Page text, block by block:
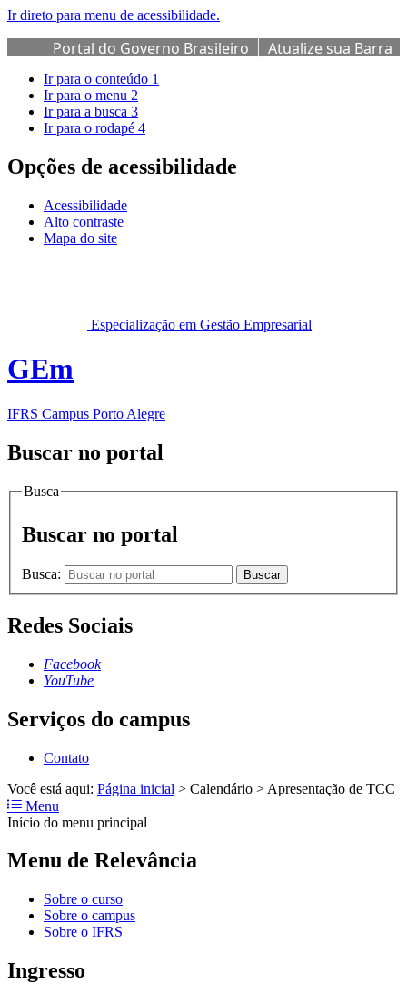
Ir direto para menu de acessibilidade.
Portal do Governo Brasileiro
Atualize sua Barra
de Governo
Ir para o conteúdo 1
Ir para o menu 2
Ir para a busca 3
Ir para o rodapé 4
Opções de acessibilidade
Acessibilidade
Alto contraste
Mapa do site
Especialização em Gestão Empresarial
GEm
IFRS Campus Porto Alegre
Buscar no portal
Busca
Buscar no portal
Busca: Buscar
Redes Sociais
Facebook
YouTube
Serviços do campus
Contato
Você está aqui: Página inicial > Calendário > Apresentação de TCC
Menu
Início do menu principal
Menu de Relevância
Sobre o curso
Sobre o campus
Sobre o IFRS
Ingresso